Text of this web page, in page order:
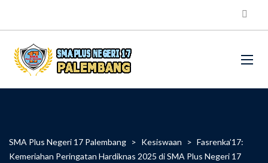
SMA Plus Negeri 17 Palembang > Kesiswaan > Fasrenka’17:
Kemeriahan Peringatan Hardiknas 2025 di SMA Plus Negeri 17